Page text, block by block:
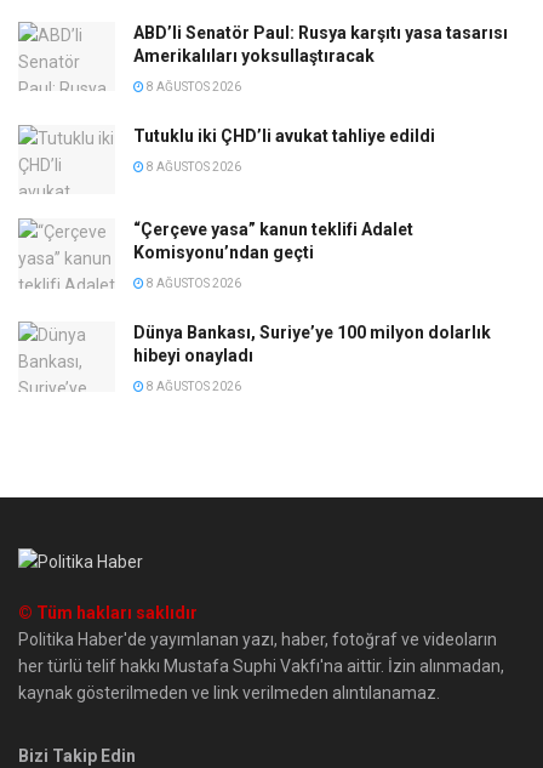
ABD’li Senatör Paul: Rusya karşıtı yasa tasarısı
Amerikalıları yoksullaştıracak
8 AĞUSTOS 2026
Tutuklu iki ÇHD’li avukat tahliye edildi
8 AĞUSTOS 2026
“Çerçeve yasa” kanun teklifi Adalet
Komisyonu’ndan geçti
8 AĞUSTOS 2026
Dünya Bankası, Suriye’ye 100 milyon dolarlık
hibeyi onayladı
8 AĞUSTOS 2026
© Tüm hakları saklıdır
Politika Haber'de yayımlanan yazı, haber, fotoğraf ve videoların
her türlü telif hakkı Mustafa Suphi Vakfı'na aittir. İzin alınmadan,
kaynak gösterilmeden ve link verilmeden alıntılanamaz.
Bizi Takip Edin